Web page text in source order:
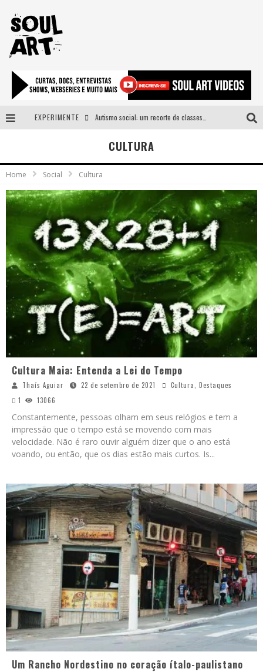
EXPERIMENTE
A subida da rampa é diferente!
Faça o bem! Mas, sem olhar a quem!?
CULTURA
Home Social Cultura
Cultura Maia: Entenda a Lei do Tempo
Thaís Aguiar 22 de setembro de 2021 Cultura, Destaques
1
13066
Constantemente, pessoas olham em seus relógios e tem a
impressão que o tempo está se movendo com mais
velocidade. Não é raro ouvir alguém dizer que o ano está
voando, ou então, que os dias estão mais curtos. Is...
Um Rancho Nordestino no coração ítalo-paulistano